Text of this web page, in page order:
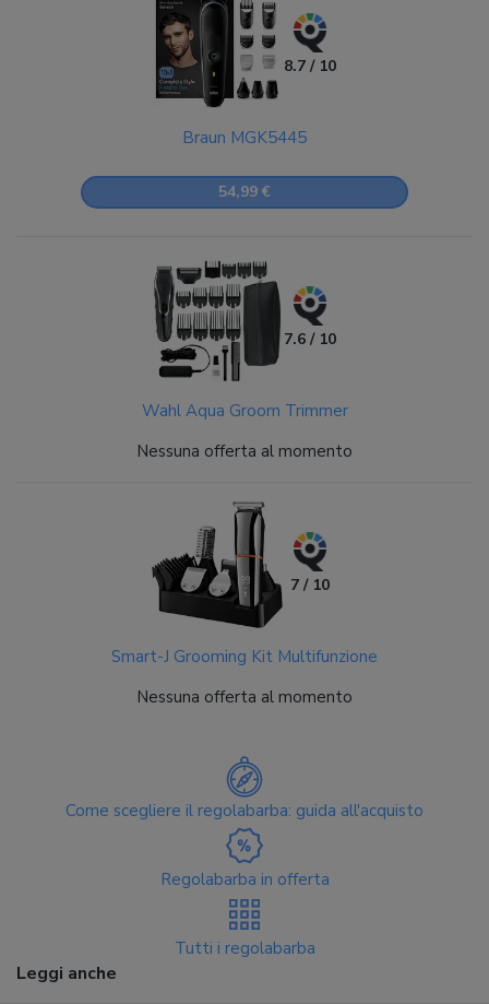
8.7 / 10
Braun MGK5445
54,99 €
7.6 / 10
Wahl Aqua Groom Trimmer
Nessuna offerta al momento
7 / 10
Smart-J Grooming Kit Multifunzione
Nessuna offerta al momento
Come scegliere il regolabarba: guida all'acquisto
Regolabarba in offerta
Tutti i regolabarba
Leggi anche